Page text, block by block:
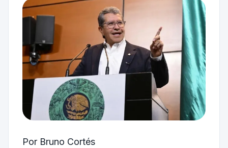
Por Bruno Cortés